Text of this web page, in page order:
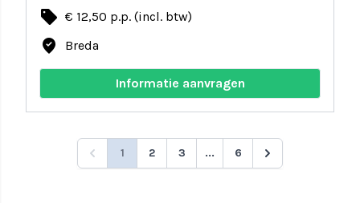
local_offer € 12,50 p.p. (incl. btw)
where_to_vote Breda
Informatie aanvragen
1 2 3 ... 6